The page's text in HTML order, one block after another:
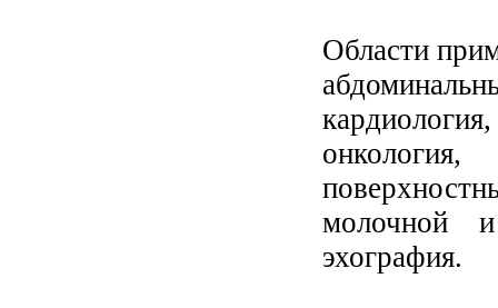
Области
онкология,
молочной и
эхография.